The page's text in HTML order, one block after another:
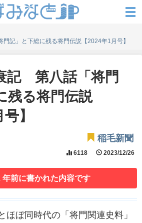
記」と下総に残る将門伝説【2024年1月号】
記 第八話「将門
残る将門伝説
】
稲毛新聞
6118 2023/12/26
年前に書かれた内容です
ほぼ同時代の「将門関連史料」